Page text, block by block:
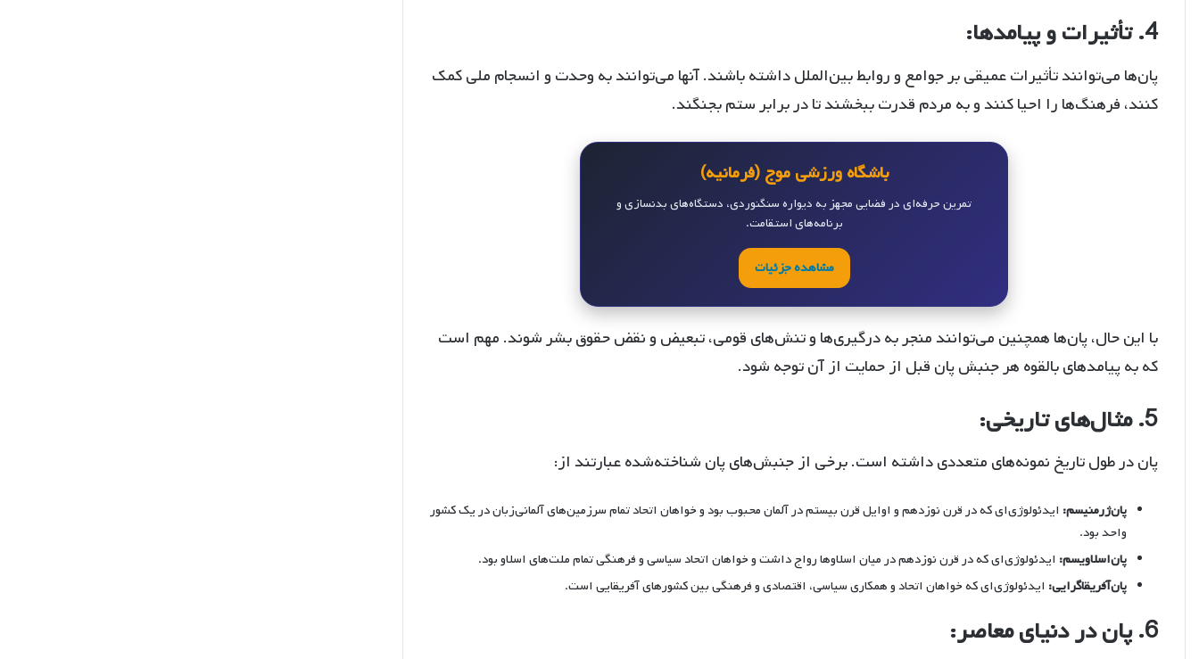
4. تأثیرات و پیامدها:
پان‌ها می‌توانند تأثیرات عمیقی بر جوامع و روابط بین‌الملل داشته باشند. آنها می‌توانند به وحدت و انسجام ملی کمک
کنند، فرهنگ‌ها را احیا کنند و به مردم قدرت ببخشند تا در برابر ستم بجنگند.
باشگاه ورزشی موج (فرمانیه)
تمرین حرفه‌ای در فضایی مجهز به دیواره سنگنوردی، دستگاه‌های بدنسازی و
برنامه‌های استقامت.
مشاهده جزئیات
با این حال، پان‌ها همچنین می‌توانند منجر به درگیری‌ها و تنش‌های قومی، تبعیض و نقض حقوق بشر شوند. مهم است
که به پیامدهای بالقوه هر جنبش پان قبل از حمایت از آن توجه شود.
5. مثال‌های تاریخی:
پان در طول تاریخ نمونه‌های متعددی داشته است. برخی از جنبش‌های پان شناخته‌شده عبارتند از:
پان‌ژرمنیسم: ایدئولوژی‌ای که در قرن نوزدهم و اوایل قرن بیستم در آلمان محبوب بود و خواهان اتحاد تمام سرزمین‌های آلمانی‌زبان در یک کشور
واحد بود.
پان‌اسلاویسم: ایدئولوژی‌ای که در قرن نوزدهم در میان اسلاوها رواج داشت و خواهان اتحاد سیاسی و فرهنگی تمام ملت‌های اسلاو بود.
پان‌آفریقاگرایی: ایدئولوژی‌ای که خواهان اتحاد و همکاری سیاسی، اقتصادی و فرهنگی بین کشورهای آفریقایی است.
6. پان در دنیای معاصر: